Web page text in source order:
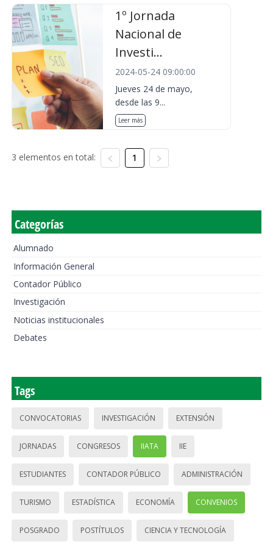
1º Jornada
Nacional de
Investi...
2024-05-24 09:00:00
Jueves 24 de mayo,
desde las 9...
Leer más
3 elementos en total: 1
Categorías
Alumnado
Información General
Contador Público
Investigación
Noticias institucionales
Debates
Tags
CONVOCATORIAS INVESTIGACIÓN EXTENSIÓN
JORNADAS CONGRESOS IIATA IIE
ESTUDIANTES CONTADOR PÚBLICO ADMINISTRACIÓN
TURISMO ESTADÍSTICA ECONOMÍA CONVENIOS
POSGRADO POSTÍTULOS CIENCIA Y TECNOLOGÍA